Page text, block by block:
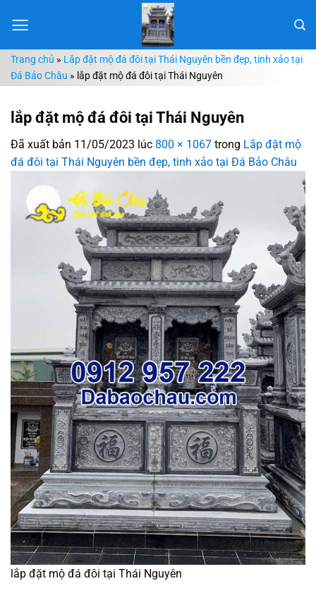
đến
dungTrang chủ » Lắp đặt mộ đá đôi tại Thái Nguyên bền đẹp, tinh xảo tại
Đá Bảo Châu » lắp đặt mộ đá đôi tại Thái Nguyên
lắp đặt mộ đá đôi tại Thái Nguyên
Đã xuất bản 11/05/2023 lúc 800 × 1067 trong Lắp đặt mộ
đá đôi tại Thái Nguyên bền đẹp, tinh xảo tại Đá Bảo Châu
lắp đặt mộ đá đôi tại Thái Nguyên